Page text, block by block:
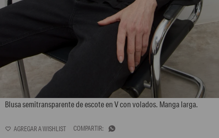
L170GBL3
Blusa semitransparente de escote en V con volados. Manga larga.
